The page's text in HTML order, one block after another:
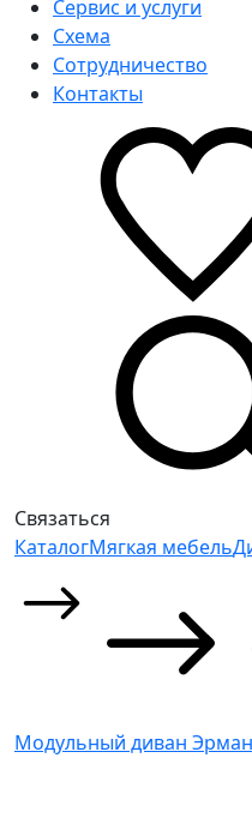
Сервис и услуги
Схема
Сотрудничество
Контакты
Связаться
КаталогМягкая мебель
Модульный диван Эрман